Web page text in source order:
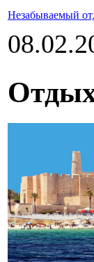
Незабываемый